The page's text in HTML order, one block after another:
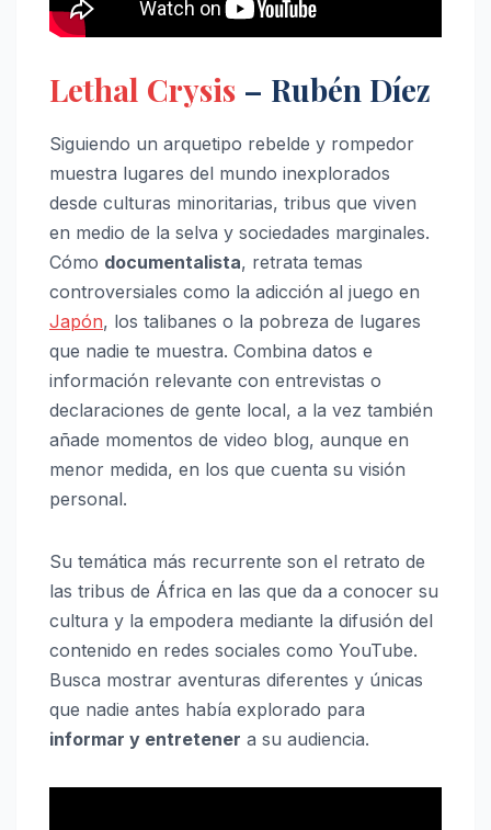
Lethal Crysis – Rubén Díez
Siguiendo un arquetipo rebelde y rompedor
muestra lugares del mundo inexplorados
desde culturas minoritarias, tribus que viven
en medio de la selva y sociedades marginales.
Cómo documentalista, retrata temas
controversiales como la adicción al juego en
Japón, los talibanes o la pobreza de lugares
que nadie te muestra. Combina datos e
información relevante con entrevistas o
declaraciones de gente local, a la vez también
añade momentos de video blog, aunque en
menor medida, en los que cuenta su visión
personal.
Su temática más recurrente son el retrato de
las tribus de África en las que da a conocer su
cultura y la empodera mediante la difusión del
contenido en redes sociales como YouTube.
Busca mostrar aventuras diferentes y únicas
que nadie antes había explorado para
informar y entretener a su audiencia.